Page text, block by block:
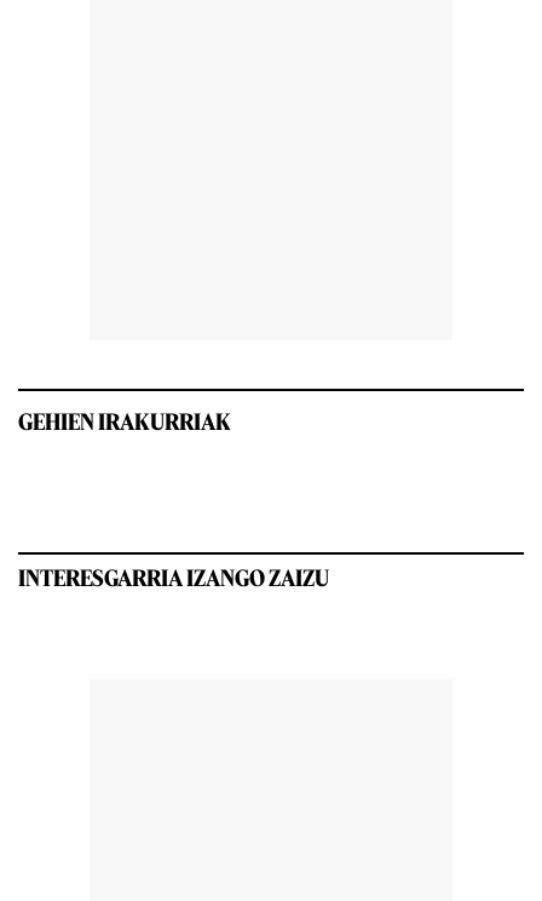
GEHIEN IRAKURRIAK
INTERESGARRIA IZANGO ZAIZU